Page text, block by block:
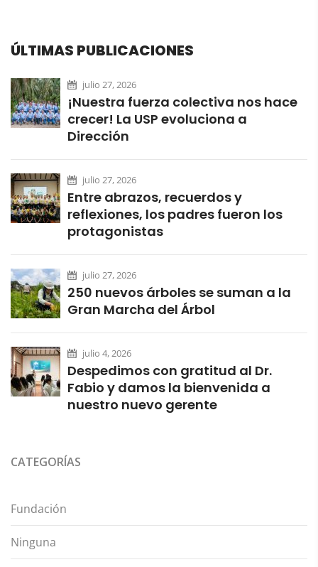
ÚLTIMAS PUBLICACIONES
julio 27, 2026
¡Nuestra fuerza colectiva nos hace
crecer! La USP evoluciona a
Dirección
julio 27, 2026
Entre abrazos, recuerdos y
reflexiones, los padres fueron los
protagonistas
julio 27, 2026
250 nuevos árboles se suman a la
Gran Marcha del Árbol
julio 4, 2026
Despedimos con gratitud al Dr.
Fabio y damos la bienvenida a
nuestro nuevo gerente
CATEGORÍAS
Fundación
Ninguna